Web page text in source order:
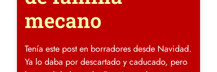
mecano
Tenía este post en borradores desde Navidad.
Ya lo daba por descartado y caducado, pero